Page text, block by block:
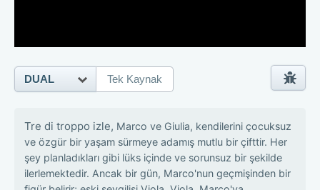
Tre di troppo izle, Marco ve Giulia, kendilerini çocuksuz
ve özgür bir yaşam sürmeye adamış mutlu bir çifttir. Her
şey planladıkları gibi lüks içinde ve sorunsuz bir şekilde
ilerlemektedir. Ancak bir gün, Marco'nun geçmişinden bir
DUAL Tek Kaynak